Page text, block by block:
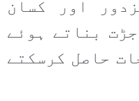
اور کسان
بناتے ہوئے
حاصل کرسکتے